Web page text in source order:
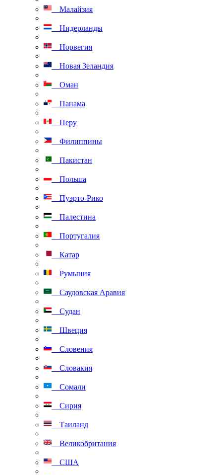
Малайзия
Нидерланды
Норвегия
Новая Зеландия
Оман
Панама
Перу
Филиппины
Пакистан
Польша
Пуэрто-Рико
Палестина
Португалия
Катар
Румыния
Саудовская Аравия
Судан
Швеция
Словения
Словакия
Сомали
Сирия
Таиланд
Великобритания
США